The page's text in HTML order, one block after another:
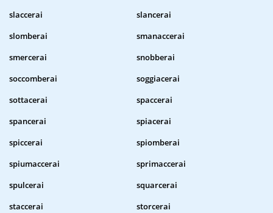
slaccerai
slancerai
slomberai
smanaccerai
smercerai
snobberai
soccomberai
soggiacerai
sottacerai
spaccerai
spancerai
spiacerai
spiccerai
spiomberai
spiumaccerai
sprimaccerai
spulcerai
squarcerai
staccerai
storcerai